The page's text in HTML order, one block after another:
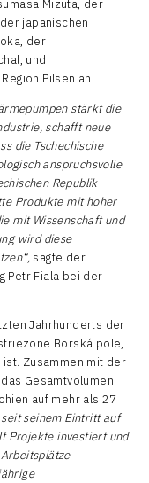
Mizuta, der
japanischen
der
und
Pilsen an.
stärkt die
schafft neue
die Tschechische
anspruchsvolle
Republik
Produkte mit hoher
mit Wissenschaft und
wird diese
sagte der
Petr Fiala bei der
Jahrhunderts der
Borská pole,
Zusammen mit der
Gesamtvolumen
auf mehr als 27
seinem Eintritt auf
Projekte investiert und